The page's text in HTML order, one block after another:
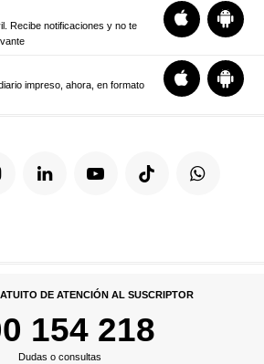
Recibe notificaciones y no te
impreso, ahora, en formato
DE ATENCIÓN AL SUSCRIPTOR
154 218
Dudas o consultas